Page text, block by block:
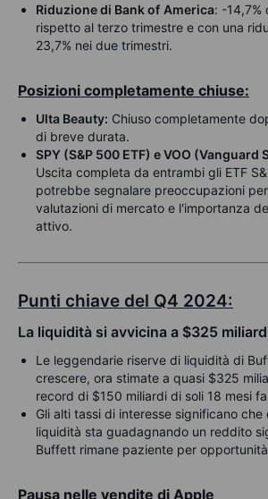
Riduzione di Bank of America: -14,7%
rispetto al terzo trimestre e con una
23,7% nei due trimestri.
Posizioni completamente chiuse:
Ulta Beauty: Chiuso completamente
di breve durata.
SPY (S&P 500 ETF) e VOO (Vanguard
Uscita completa da entrambi gli ETF
potrebbe segnalare preoccupazioni
valutazioni di mercato e l'importanza
attivo.
Punti chiave del Q4 2024:
La liquidità si avvicina a $325
Le leggendarie riserve di liquidità di
crescere, ora stimate a quasi $325
record di $150 miliardi di soli 18 mesi
Gli alti tassi di interesse significano
liquidità sta guadagnando un reddito
Buffett rimane paziente per
Pausa nelle vendite di Apple